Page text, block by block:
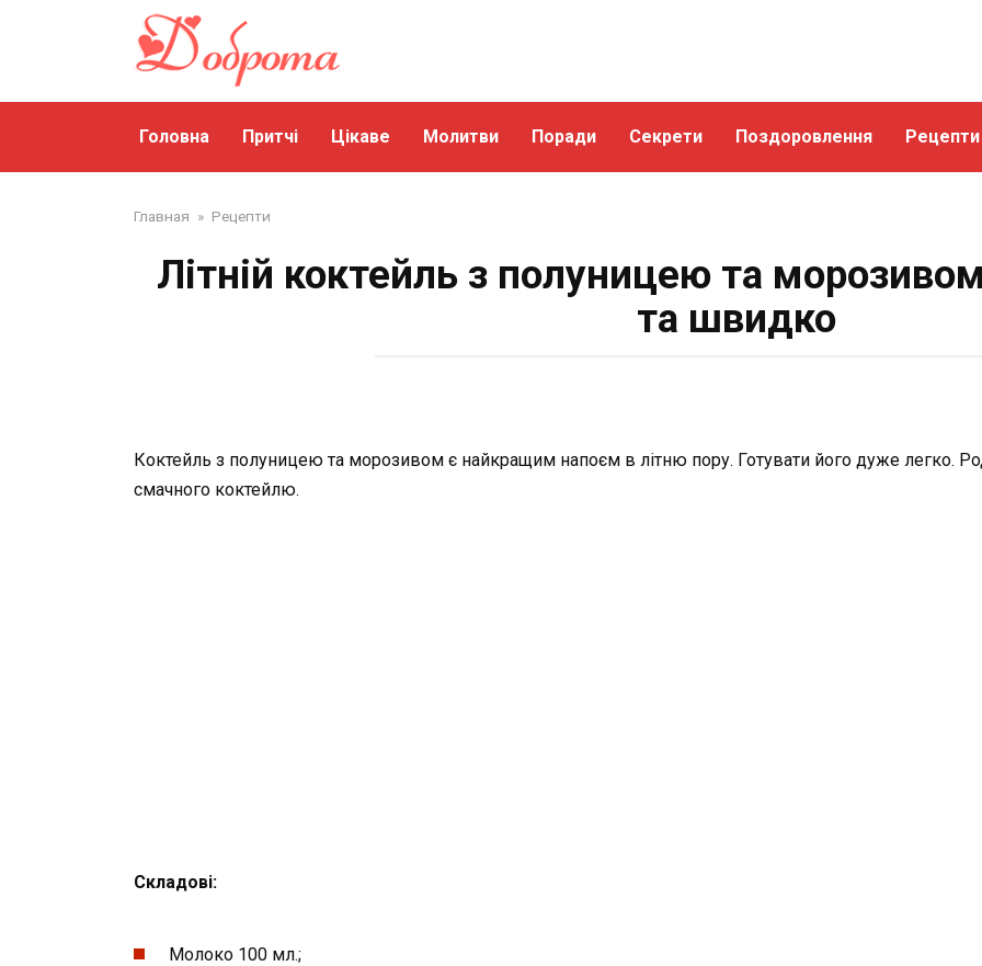
Головна Притчі Цікаве Молитви Поради Секрети Поздоровлення Рецепти
Главная » Рецепти
Літній коктейль з полуницею та
та швидко
Коктейль з полуницею та морозивом є найкращим напоєм в літню пору. Готувати його дуже легко.
смачного коктейлю.
Складові:
Молоко 100 мл.;